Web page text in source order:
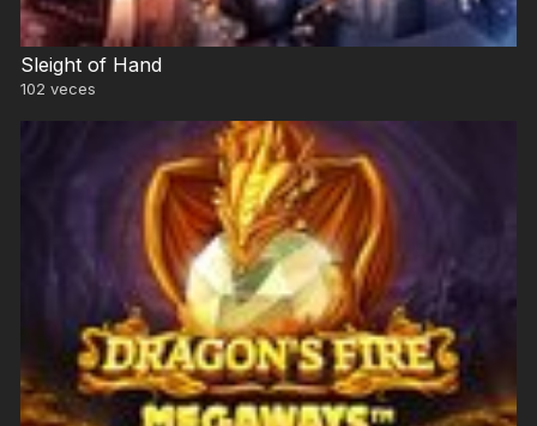
Sleight of Hand
102 veces